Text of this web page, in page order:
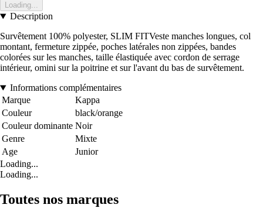
Loading...
Description
Survêtement 100% polyester, SLIM FITVeste manches longues, col
montant, fermeture zippée, poches latérales non zippées, bandes
colorées sur les manches, taille élastiquée avec cordon de serrage
intérieur, omini sur la poitrine et sur l'avant du bas de survêtement.
Informations complémentaires
Marque
Kappa
Couleur
black/orange
Couleur dominante Noir
Genre
Mixte
Age
Junior
Loading...
Loading...
Toutes nos marques